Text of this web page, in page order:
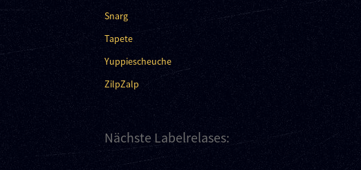
Snarg
Tapete
Yuppiescheuche
ZilpZalp
Nächste Labelrelases: